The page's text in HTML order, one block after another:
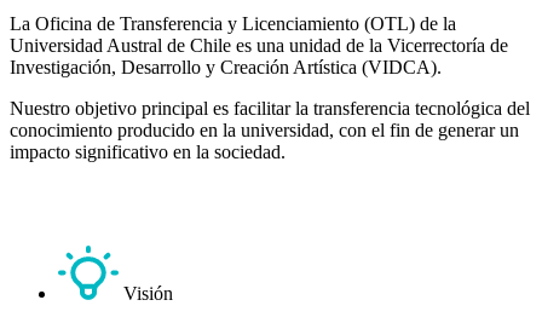
La Oficina de Transferencia y Licenciamiento (OTL) de la
Universidad Austral de Chile es una unidad de la Vicerrectoría de
Investigación, Desarrollo y Creación Artística (VIDCA).
Nuestro objetivo principal es facilitar la transferencia tecnológica del
conocimiento producido en la universidad, con el fin de generar un
impacto significativo en la sociedad.
Visión